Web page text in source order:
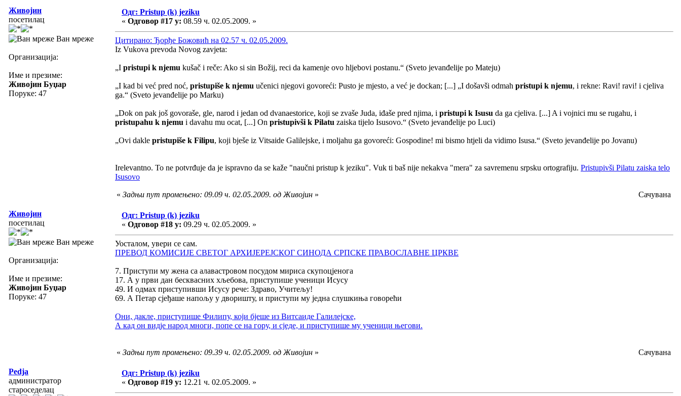
Живојин
посетилац
Ван мреже
Организација:
Име и презиме:
Живојин Буџар
Поруке: 47
Одг: Pristup (k) jeziku
« Одговор #17 у: 08.59 ч. 02.05.2009. »
Цитирано: Ђорђе Божовић на 02.57 ч. 02.05.2009.
Iz Vukova prevoda Novog zavjeta:
„I pristupi k njemu kušač i reče: Ako si sin Božij, reci da kamenje ovo hljebovi postanu.“ (Sveto jevanđelije po Mateju)
„I kad bi već pred noć, pristupiše k njemu učenici njegovi govoreći: Pusto je mjesto, a već je dockan; [...] „I došavši odmah pristupi k njemu, i rekne: Ravi! ravi! i cjeliva
ga.“ (Sveto jevanđelije po Marku)
„Dok on pak još govoraše, gle, narod i jedan od dvanaestorice, koji se zvaše Juda, iđaše pred njima, i pristupi k Isusu da ga cjeliva. [...] A i vojnici mu se rugahu, i
pristupahu k njemu i davahu mu ocat, [...] On pristupivši k Pilatu zaiska tijelo Isusovo.“ (Sveto jevanđelije po Luci)
„Ovi dakle pristupiše k Filipu, koji bješe iz Vitsaide Galilejske, i moljahu ga govoreći: Gospodine! mi bismo htjeli da vidimo Isusa.“ (Sveto jevanđelije po Jovanu)
Irelevantno. To ne potvrđuje da je ispravno da se kaže "naučni pristup k jeziku". Vuk ti baš nije nekakva "mera" za savremenu srpsku ortografiju. Pristupivši Pilatu zaiska telo
Isusovo
« Задњи пут промењено: 09.09 ч. 02.05.2009. од Живојин » Сачувана
Живојин
посетилац
Ван мреже
Организација:
Име и презиме:
Живојин Буџар
Поруке: 47
Одг: Pristup (k) jeziku
« Одговор #18 у: 09.29 ч. 02.05.2009. »
Уосталом, увери се сам.
ПРЕВОД КОМИСИЈЕ СВЕТОГ АРХИЈЕРЕЈСКОГ СИНОДА СРПСКЕ ПРАВОСЛАВНЕ ЦРКВЕ
7. Приступи му жена са алавастровом посудом мириса скупоцјенога
17. А у први дан бесквасних хљебова, приступише ученици Исусу
49. И одмах приступивши Исусу рече: Здраво, Учитељу!
69. А Петар сјеђаше напољу у дворишту, и приступи му једна слушкиња говорећи
Они, дакле, приступише Филипу, који бјеше из Витсаиде Галилејске,
А кад он видје народ многи, попе се на гору, и сједе, и приступише му ученици његови.
« Задњи пут промењено: 09.39 ч. 02.05.2009. од Живојин » Сачувана
Pedja
администратор
староседелац
Одг: Pristup (k) jeziku
« Одговор #19 у: 12.21 ч. 02.05.2009. »